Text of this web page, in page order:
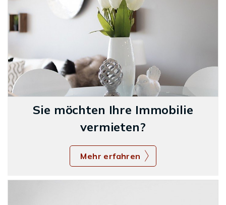
Sie möchten Ihre Immobilie
vermieten?
Mehr erfahren